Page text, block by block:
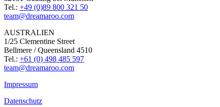
Tel.: +49 (0)89 800 321 50
team@dreamaroo.com
AUSTRALIEN
1/25 Clementine Street
Bellmere / Queensland 4510
Tel.: +61 (0) 498 485 597
team@dreamaroo.com
Impressum
Datenschutz